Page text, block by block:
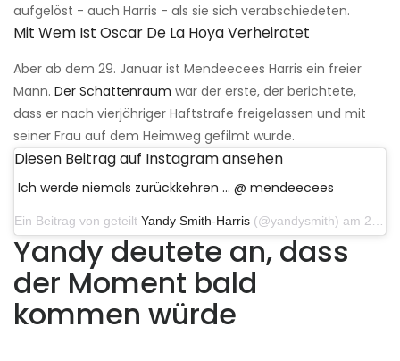
aufgelöst - auch Harris - als sie sich verabschiedeten.
Mit Wem Ist Oscar De La Hoya Verheiratet
Aber ab dem 29. Januar ist Mendeecees Harris ein freier
Mann. Der Schattenraum war der erste, der berichtete,
dass er nach vierjähriger Haftstrafe freigelassen und mit
seiner Frau auf dem Heimweg gefilmt wurde.
Diesen Beitrag auf Instagram ansehen
Ich werde niemals zurückkehren ... @ mendeecees
Ein Beitrag von geteilt Yandy Smith-Harris (@yandysmith) am 29. Januar 2020 um 11:19 Uhr PST
Yandy deutete an, dass
der Moment bald
kommen würde